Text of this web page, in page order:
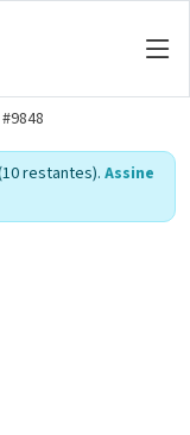
restantes). Assine